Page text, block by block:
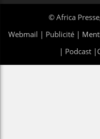
© Africa Presse
Webmail | Publicité |
| Podcast|